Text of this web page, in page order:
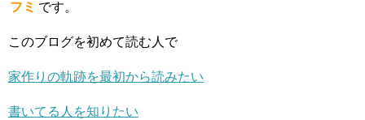
フミ です。
このブログを初めて読む人で
家作りの軌跡を最初から読みたい
書いてる人を知りたい